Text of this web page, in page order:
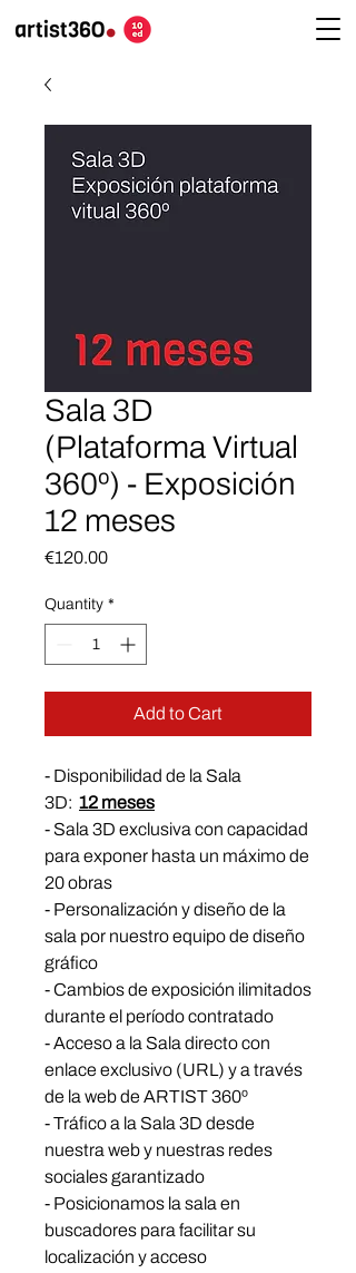
Sala 3D
(Plataforma Virtual
360º) - Exposición
12 meses
€120.00Price
Quantity *
Add to Cart
- Disponibilidad de la Sala
3D: 12 meses
- Sala 3D exclusiva con capacidad
para exponer hasta un máximo de
20 obras
- Personalización y diseño de la
sala por nuestro equipo de diseño
gráfico
- Cambios de exposición ilimitados
durante el período contratado
- Acceso a la Sala directo con
enlace exclusivo (URL) y a través
de la web de ARTIST 360º
- Tráfico a la Sala 3D desde
nuestra web y nuestras redes
sociales garantizado
- Posicionamos la sala en
buscadores para facilitar su
localización y acceso